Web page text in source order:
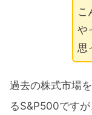
こ
や
思
過去の株式市場
るS&P500です